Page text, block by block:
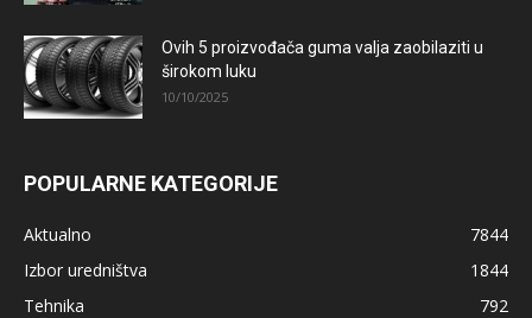
Ovih 5 proizvođača guma valja zaobilaziti u
širokom luku
10/10/2025
POPULARNE KATEGORIJE
Aktualno
7844
Izbor uredništva
1844
Tehnika
792